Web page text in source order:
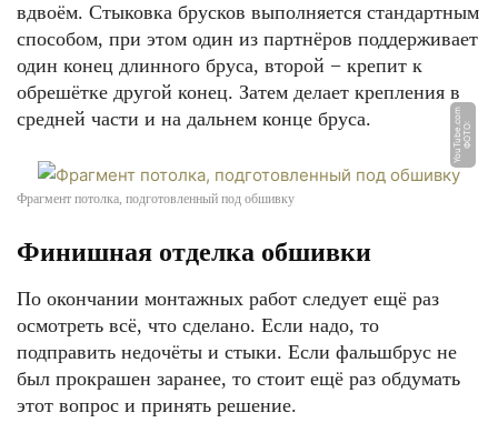
вдвоём. Стыковка брусков выполняется стандартным
способом, при этом один из партнёров поддерживает
один конец длинного бруса, второй − крепит к
обрешётке другой конец. Затем делает крепления в
средней части и на дальнем конце бруса.
Ф
О
Т
О:
Y
o
u
T
u
b
e.
c
o
m
Фрагмент потолка, подготовленный под обшивку
Финишная отделка обшивки
По окончании монтажных работ следует ещё раз
осмотреть всё, что сделано. Если надо, то
подправить недочёты и стыки. Если фальшбрус не
был прокрашен заранее, то стоит ещё раз обдумать
этот вопрос и принять решение.